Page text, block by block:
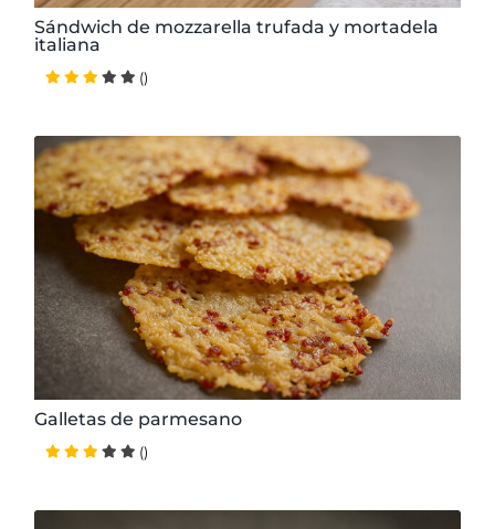
Sándwich de mozzarella trufada y mortadela
italiana
()
15 minutos
Muy Fácil
2 personas
1.40 € / ración
Galletas de parmesano
()